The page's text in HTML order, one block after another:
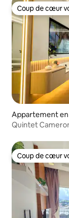
Coup de cœur
Coup de cœur
Appartement en
Quintet
Coup de cœur
Coup de cœur